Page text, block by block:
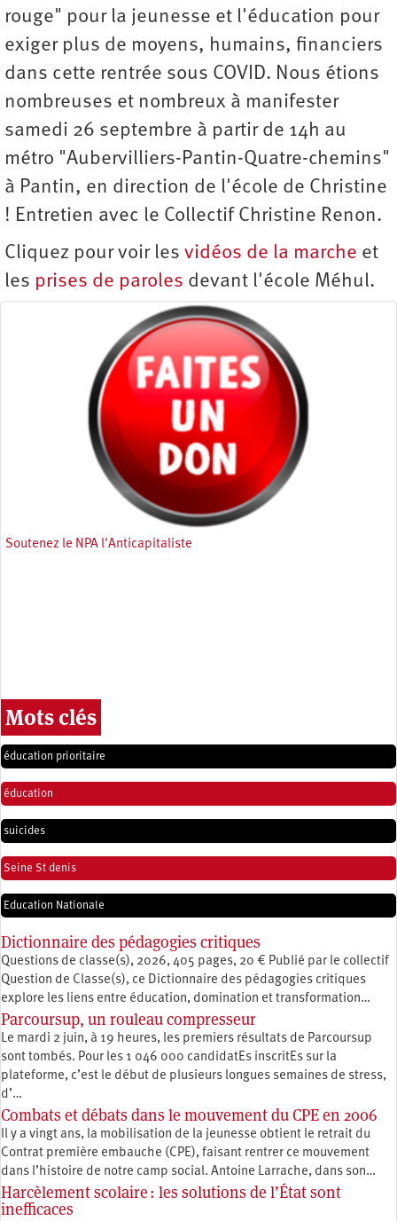
rouge" pour la jeunesse et l'éducation pour
exiger plus de moyens, humains, financiers
dans cette rentrée sous COVID. Nous étions
nombreuses et nombreux à manifester
samedi 26 septembre à partir de 14h au
métro "Aubervilliers-Pantin-Quatre-chemins"
à Pantin, en direction de l'école de Christine
! Entretien avec le Collectif Christine Renon.
Cliquez pour voir les vidéos de la marche et
les prises de paroles devant l'école Méhul.
Soutenez le NPA l'Anticapitaliste
Mots clés
éducation prioritaire
éducation
suicides
Seine St denis
Education Nationale
Dictionnaire des pédagogies critiques
Questions de classe(s), 2026, 405 pages, 20 € Publié par le collectif
Question de Classe(s), ce Dictionnaire des pédagogies critiques
explore les liens entre éducation, ­domination et transformation…
Parcoursup, un rouleau compresseur
Le mardi 2 juin, à 19 heures, les premiers résultats de Parcoursup
sont tombés. Pour les 1 046 000 candidatEs inscritEs sur la
plateforme, c’est le début de plusieurs longues semaines de stress,
d’…
Combats et débats dans le mouvement du CPE en 2006
Il y a vingt ans, la mobilisation de la jeunesse obtient le retrait du
Contrat première embauche (CPE), faisant rentrer ce mouvement
dans l’histoire de notre camp social. Antoine Larrache, dans son…
Harcèlement scolaire : les solutions de l’État sont
inefficaces